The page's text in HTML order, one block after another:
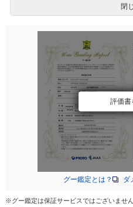
閉
評価書
グー鑑定とは？ ダ
※グー鑑定は保証サービスではございませ